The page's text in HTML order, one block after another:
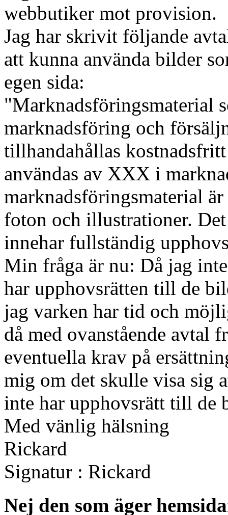
webbutiker mot provision.
Jag har skrivit följande
att kunna använda bilder
egen sida:
"Marknadsföringsmaterial
marknadsföring och
tillhandahållas
användas av XXX i
marknadsföringsmaterial
foton och illustrationer.
innehar fullständig
Min fråga är nu: Då jag
har upphovsrätten till de
jag varken har tid och
då med ovanstående avtal
eventuella krav på
mig om det skulle visa sig
inte har upphovsrätt till de
Med vänlig hälsning
Rickard
Signatur : Rickard
Nej den som äger